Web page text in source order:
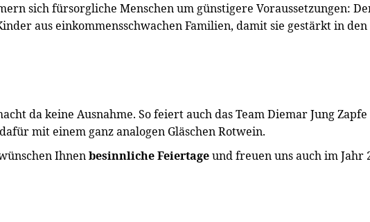
sich fürsorgliche Menschen um günstigere Voraussetzungen:
aus einkommensschwachen Familien, damit sie gestärkt in den
da keine Ausnahme. So feiert auch das Team Diemar Jung
mit einem ganz analogen Gläschen Rotwein.
Ihnenbesinnliche Feiertageund freuen uns auch im Jahr